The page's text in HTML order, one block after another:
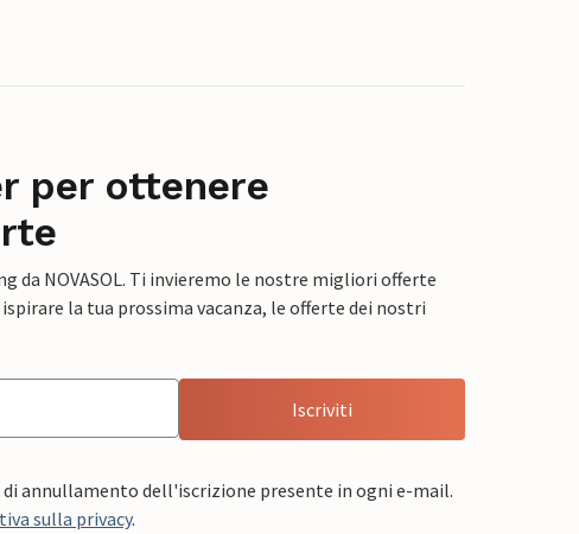
per ottenere
NOVASOL. Ti invieremo le nostre migliori offerte
la tua prossima vacanza, le offerte dei nostri
Iscriviti
annullamento dell'iscrizione presente in ogni e-mail.
sulla privacy.